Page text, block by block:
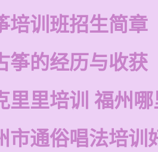
培训班招生简章
筝的经历与收获
里里培训 福州
市通俗唱法培训